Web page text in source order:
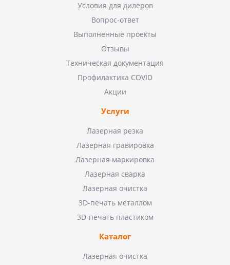
Условия для дилеров
Вопрос-ответ
Выполненные проекты
Отзывы
Техническая документация
Профилактика COVID
Акции
Услуги
Лазерная резка
Лазерная гравировка
Лазерная маркировка
Лазерная сварка
Лазерная очистка
3D-печать металлом
3D-печать пластиком
Каталог
Лазерная очистка